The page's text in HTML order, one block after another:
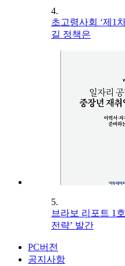
4.
초고령사회 ‘제1
길 정책은
5.
브라보 리포트 1
전략’ 발간
PC버전
공지사항